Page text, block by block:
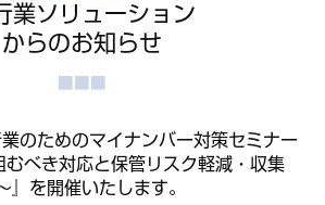
業ソリューション
からのお知らせ
のためのマイナンバー対策セミナー
むべき対応と保管リスク軽減・収集
』を開催いたします。